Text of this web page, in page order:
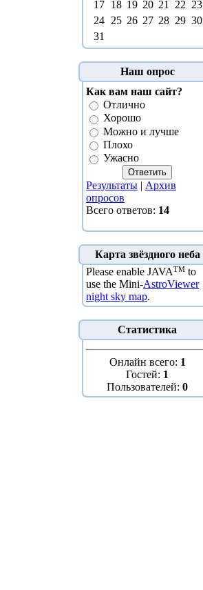
17 18 19 20 21 22 23
24 25 26 27 28 29 30
31
Наш опрос
Как вам наш сайт?
Отлично
Хорошо
Можно и лучше
Плохо
Ужасно
Результаты | Архив
опросов
Всего ответов: 14
Карта звёздного неба
Please enable JAVATM to
use the Mini-AstroViewer
night sky map.
Статистика
Онлайн всего: 1
Гостей: 1
Пользователей: 0